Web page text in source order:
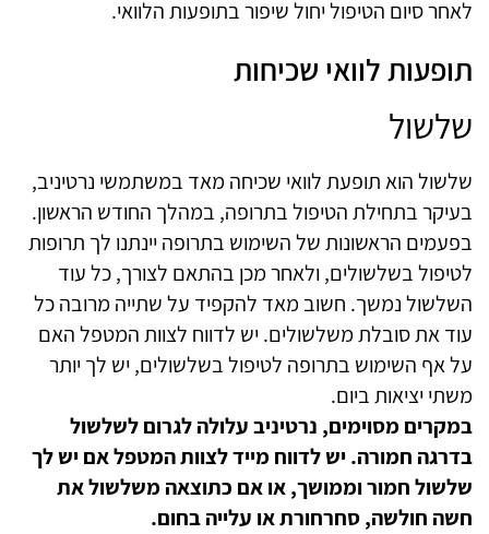
לאחר סיום הטיפול יחול שיפור בתופעות הלוואי.
תופעות לוואי שכיחות
שלשול
שלשול הוא תופעת לוואי שכיחה מאד במשתמשי נרטיניב,
בעיקר בתחילת הטיפול בתרופה, במהלך החודש הראשון.
בפעמים הראשונות של השימוש בתרופה יינתנו לך תרופות
לטיפול בשלשולים, ולאחר מכן בהתאם לצורך, כל עוד
השלשול נמשך. חשוב מאד להקפיד על שתייה מרובה כל
עוד את סובלת משלשולים. יש לדווח לצוות המטפל האם
על אף השימוש בתרופה לטיפול בשלשולים, יש לך יותר
משתי יציאות ביום.
במקרים מסוימים, נרטיניב עלולה לגרום לשלשול
בדרגה חמורה. יש לדווח מייד לצוות המטפל אם יש לך
שלשול חמור וממושך, או אם כתוצאה משלשול את
חשה חולשה, סחרחורת או עלייה בחום.